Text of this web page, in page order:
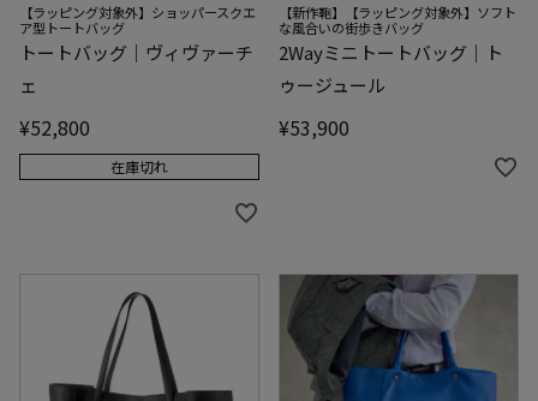
【ラッピング対象外】ショッパースクエ
ア型トートバッグ
トートバッグ｜ヴィヴァーチ
ェ
¥52,800
在庫切れ
【新作鞄】【ラッピング対象外】ソフト
な風合いの街歩きバッグ
2Wayミニトートバッグ｜ト
ゥージュール
¥53,900